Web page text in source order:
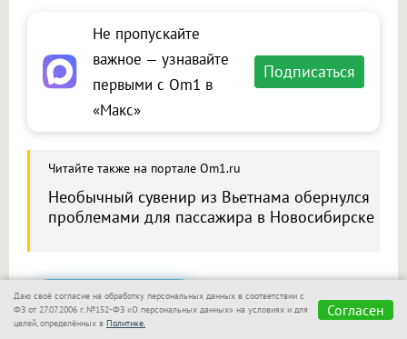
Не пропускайте
важное — узнавайте
первыми с Om1 в
«Макс»
Подписаться
Читайте также на портале Om1.ru
Необычный сувенир из Вьетнама обернулся
проблемами для пассажира в Новосибирске
Сообщить новость
Даю своё согласие на обработку персональных данных в соответствии с
ФЗ от 27.07.2006 г. №152-ФЗ «О персональных данных» на условиях и для
целей, определённых в Политике.
Согласен